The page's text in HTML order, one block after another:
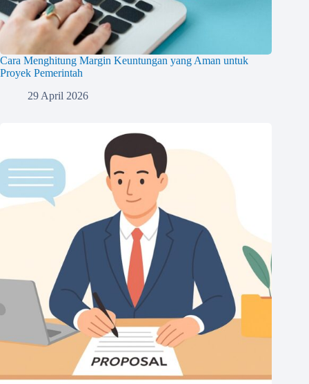
Cara Menghitung Margin Keuntungan yang Aman untuk
Proyek Pemerintah
29 April 2026